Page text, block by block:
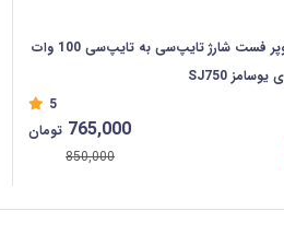
کابل سوپر فست شارژ تایپ‌سی به تایپ‌سی 100 وات
5
765,000 تومان
850,000